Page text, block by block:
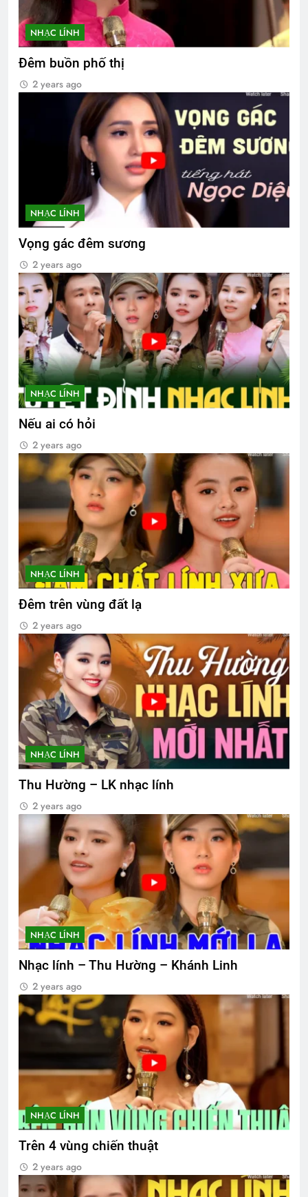
NHẠC LÍNH
Đêm buồn phố thị
2 years ago
NHẠC LÍNH
Vọng gác đêm sương
2 years ago
NHẠC LÍNH
Nếu ai có hỏi
2 years ago
NHẠC LÍNH
Đêm trên vùng đất lạ
2 years ago
NHẠC LÍNH
Thu Hường – LK nhạc lính
2 years ago
NHẠC LÍNH
Nhạc lính – Thu Hường – Khánh Linh
2 years ago
NHẠC LÍNH
Trên 4 vùng chiến thuật
2 years ago